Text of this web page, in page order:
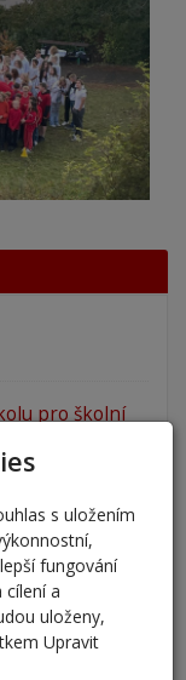
pro školní
2026s uložením
fungování
a
uloženy,
Upravit